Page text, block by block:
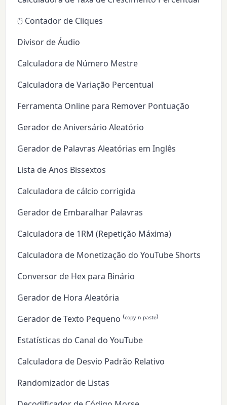
🖱️ Contador de Cliques
Divisor de Áudio
Calculadora de Número Mestre
Calculadora de Variação Percentual
Ferramenta Online para Remover Pontuação
Gerador de Aniversário Aleatório
Gerador de Palavras Aleatórias em Inglês
Lista de Anos Bissextos
Calculadora de cálcio corrigida
Gerador de Embaralhar Palavras
Calculadora de 1RM (Repetição Máxima)
Calculadora de Monetização do YouTube Shorts
Conversor de Hex para Binário
Gerador de Hora Aleatória
Gerador de Texto Pequeno ⁽ᶜᵒᵖʸ ⁿ ᵖᵃˢᵗᵉ⁾
Estatísticas do Canal do YouTube
Calculadora de Desvio Padrão Relativo
Randomizador de Listas